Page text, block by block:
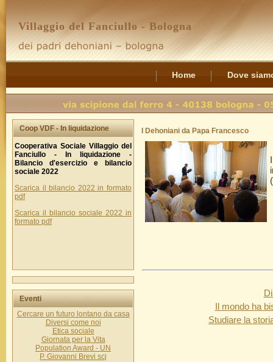
Villaggio del Fanciullo - Bologna
Home Dove
Coop VDF - In liquidazione
Cooperativa Sociale Villaggio del
Fanciullo - In liquidazione -
Bilancio d'esercizio e bilancio
sociale 2022
Scarica il bilancio 2022 in formato
pdf
Scarica il bilancio sociale 2022 in
formato pdf
Eventi
Cercare un futuro lontano da casa
Diversi come noi
Etica sociale
Giornata per la Vita
Population Award - UN
P. Giovanni Brevi scj
I Dehoniani da Papa Francesco
Il mondo ha
Studiare la